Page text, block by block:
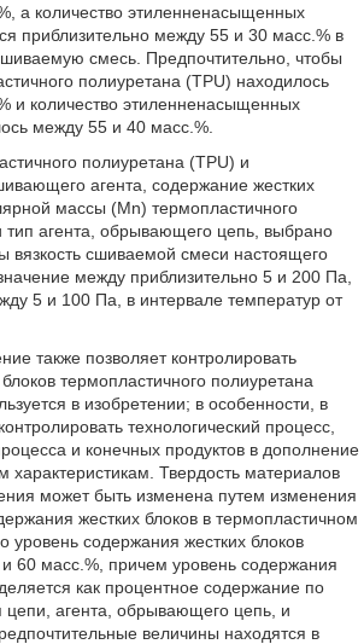
а количество этиленненасыщенных
приблизительно между 55 и 30 масс.% в
смесь. Предпочтительно, чтобы
полиуретана (TPU) находилось
и количество этиленненасыщенных
между 55 и 40 масс.%.
полиуретана (TPU) и
агента, содержание жестких
массы (Mn) термопластичного
тип агента, обрывающего цепь, выбрано
вязкость сшиваемой смеси настоящего
между приблизительно 5 и 200 Па,
5 и 100 Па, в интервале температур от
также позволяет контролировать
термопластичного полиуретана
в изобретении; в особенности, в
технологический процесс,
и конечных продуктов в дополнение
характеристикам. Твердость материалов
может быть изменена путем изменения
жестких блоков в термопластичном
уровень содержания жестких блоков
60 масс.%, причем уровень содержания
как процентное содержание по
цепи, агента, обрывающего цепь, и
величины находятся в